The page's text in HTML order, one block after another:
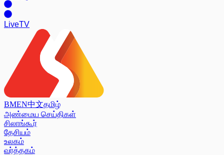
LiveTV
BMEN中文தமிழ்
அண்மைய செய்திகள்
சிலாங்கூர்
தேசியம்
உலகம்
வர்த்தகம்